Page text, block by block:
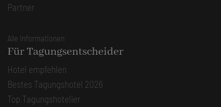
Partner
Alle Informationen
Für Tagungsentscheider
Hotel empfehlen
Bestes Tagungshotel 2026
Top Tagungshotelier